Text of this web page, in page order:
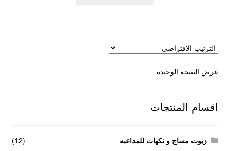
سلة المشتريات
عروض
علاج سرعة القذف
كاندم سيليكون
عرض النتيجة الوحيدة
اقسام المنتجات
زيوت مساج و نكهات للمداعبه
(12)